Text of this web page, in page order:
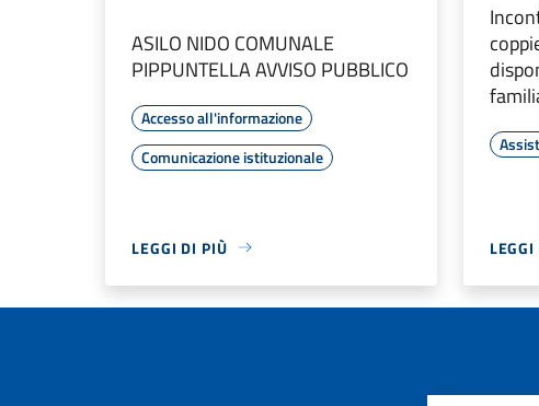
ASILO NIDO COMUNALE
PIPPUNTELLA AVVISO PUBBLICO
Accesso all'informazione
Comunicazione istituzionale
LEGGI DI PIÙ